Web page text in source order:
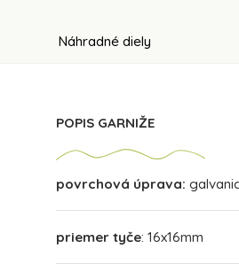
Náhradné diely
POPIS GARNIŽE
povrchová úprava:
priemer tyče: 16x16mm